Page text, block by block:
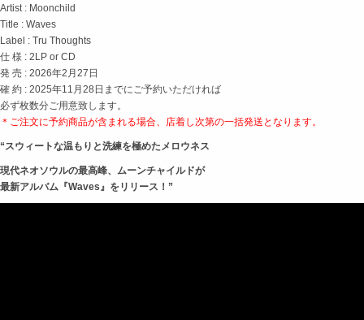
Artist : Moonchild
Title : Waves
Label : Tru Thoughts
仕 様 : 2LP or CD
発 売 : 2026年2月27日
確 約 : 2025年11月28日までにご予約いただければ
必ず枚数分ご用意致します。
＊ご注文に予約商品が含まれる場合、店着し次第の一括発送となります。
“スウィートな温もりと洗練を極めたメロウネス
現代ネオソウルの最高峰、ムーンチャイルドが
最新アルバム『Waves』をリリース！”